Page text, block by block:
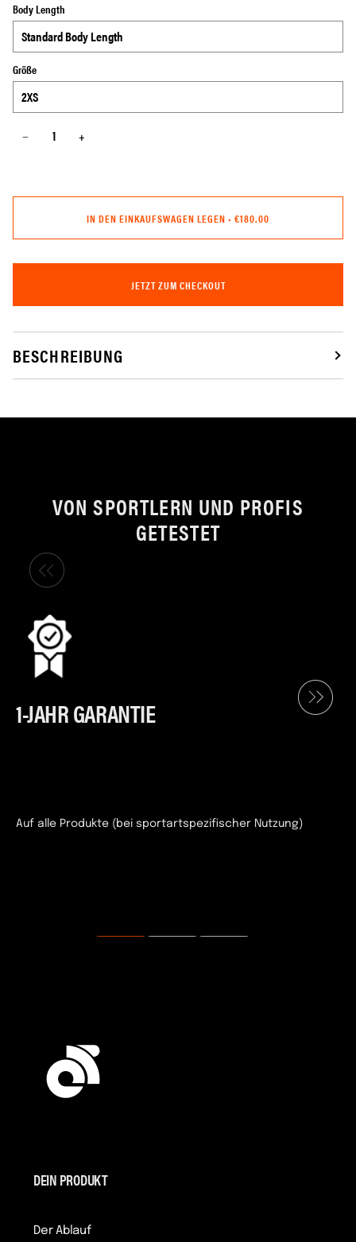
Body Length
Größe
− +
IN DEN EINKAUFSWAGEN LEGEN • €180.00
JETZT ZUM CHECKOUT
BESCHREIBUNG
VON SPORTLERN UND PROFIS
GETESTET
1-JAHR GARANTIE
Auf alle Produkte (bei sportartspezifischer Nutzung)
DEIN PRODUKT
Der Ablauf